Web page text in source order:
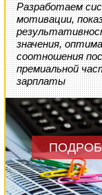
Разработаем
мотивации,
значения,
соотношения
премиальной
зарплаты